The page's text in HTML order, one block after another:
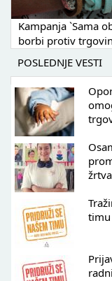
Kampanja `Sama
borbi protiv
POSLEDNJE VESTI